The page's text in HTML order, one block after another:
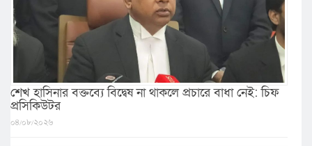
শেখ হাসিনার বক্তব্যে বিদ্বেষ না থাকলে প্রচারে বাধা নেই: চিফ
প্রসিকিউটর
০৪/০৮/২০২৬